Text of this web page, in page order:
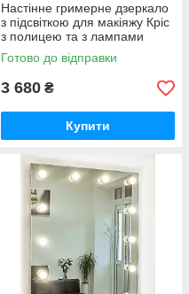
Настінне гримерне дзеркало
з підсвіткою для макіяжу Кріс
з полицею та з лампами
70х70 см
Готово до відправки
3 680 ₴
Купити